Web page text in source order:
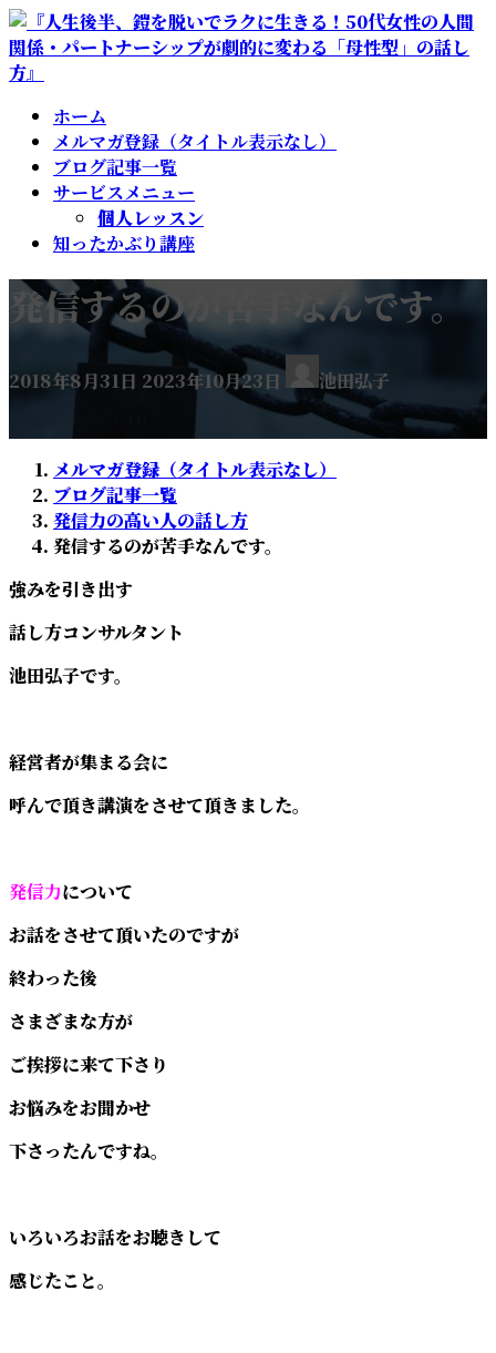
コ
ン
テ
ナ
ビ
ゲ
ホーム
メルマガ登録（タイトル表示なし）
ブログ記事一覧
サービスメニュー
個人レッスン
知ったかぶり講座
発信するのが苦手なんです。
2018年8月31日
最
終
新
日
時
:
2023年10月23日 池田弘子
メルマガ登録（タイトル表示なし）
ブログ記事一覧
発信力の高い人の話し方
発信するのが苦手なんです。
強みを引き出す
話し方コンサルタント
池田弘子です。
経営者が集まる会に
呼んで頂き講演をさせて頂きました。
発信力について
お話をさせて頂いたのですが
終わった後
さまざまな方が
ご挨拶に来て下さり
お悩みをお聞かせ
下さったんですね。
いろいろお話をお聴きして
感じたこと。